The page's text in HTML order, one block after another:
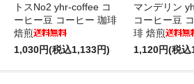
トスNo2 yhr-coffee コ
ーヒー豆 コーヒー 珈琲
焙煎
1,030円(税込1,133円)
マンデリン
コーヒー豆
琲 焙煎
1,120円(税込